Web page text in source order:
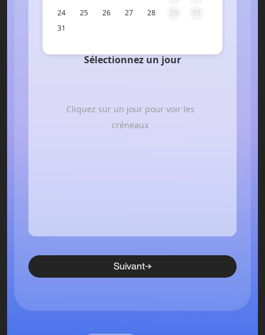
24
25 26 27 28 29
30
31
Sélectionnez un jour
Cliquez sur un jour pour voir les
créneaux
Suivant